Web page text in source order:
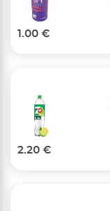
1.00 €
2.20 €